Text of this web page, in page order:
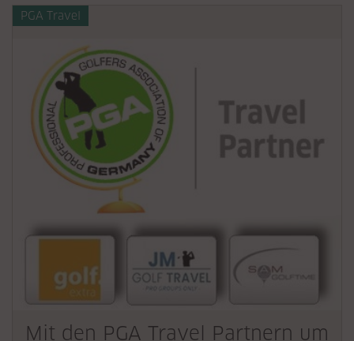
PGA Travel
Mit den PGA Travel Partnern um